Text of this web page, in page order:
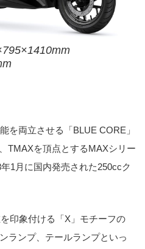
を両立させる「BLUE CORE」
TMAXを頂点とするMAXシリー
1月に国内発売された250ccク
印象付ける「X」モチーフの
ランプ、テールランプといっ